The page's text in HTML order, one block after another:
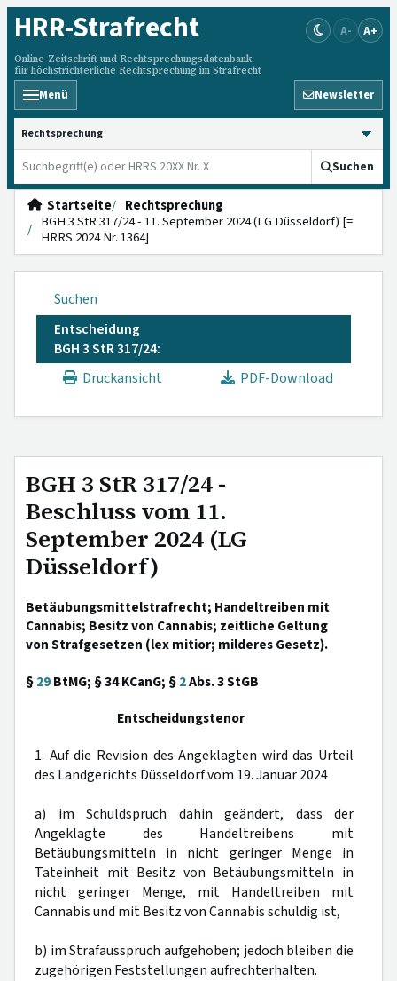
HRR-Strafrecht
Online-Zeitschrift und Rechtsprechungsdatenbank
für höchstrichterliche Rechtsprechung im Strafrecht
A- A+
Menü Newsletter
HRRS durchsuchen
Suchen
Startseite
Rechtsprechung
BGH 3 StR 317/24 - 11. September 2024 (LG Düsseldorf) [=
HRRS 2024 Nr. 1364]
Suchen
Entscheidung
BGH 3 StR 317/24:
Druckansicht
PDF-Download
BGH 3 StR 317/24 -
Beschluss vom 11.
September 2024 (LG
Düsseldorf)
Betäubungsmittelstrafrecht; Handeltreiben mit
Cannabis; Besitz von Cannabis; zeitliche Geltung
von Strafgesetzen (lex mitior; milderes Gesetz).
§29BtMG; § 34 KCanG; §2Abs. 3 StGB
Entscheidungstenor
1. Auf die Revision des Angeklagten wird das Urteil
des Landgerichts Düsseldorf vom 19. Januar 2024
a) im Schuldspruch dahin geändert, dass der
Angeklagte des Handeltreibens mit
Betäubungsmitteln in nicht geringer Menge in
Tateinheit mit Besitz von Betäubungsmitteln in
nicht geringer Menge, mit Handeltreiben mit
Cannabis und mit Besitz von Cannabis schuldig ist,
b) im Strafausspruch aufgehoben; jedoch bleiben die
zugehörigen Feststellungen aufrechterhalten.